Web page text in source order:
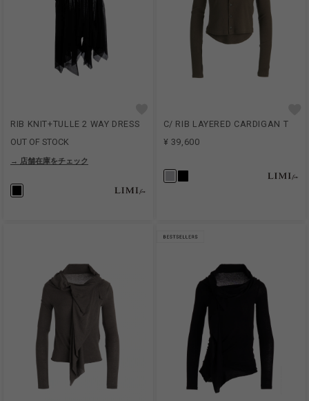
RIB KNIT+TULLE 2 WAY DRESS
OUT OF STOCK
→ 店舗在庫をチェック
C/ RIB LAYERED CARDIGAN T
¥ 39,600